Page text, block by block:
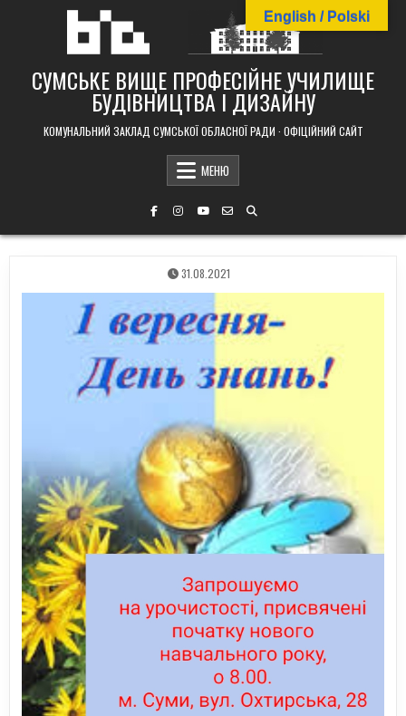
СУМСЬКЕ ВИЩЕ ПРОФЕСІЙНЕ УЧИЛИЩЕ
БУДІВНИЦТВА І ДИЗАЙНУ
КОМУНАЛЬНИЙ ЗАКЛАД СУМСЬКОЇ ОБЛАСНОЇ РАДИ · ОФІЦІЙНИЙ САЙТ
МЕНЮ
31.08.2021
English / Polski